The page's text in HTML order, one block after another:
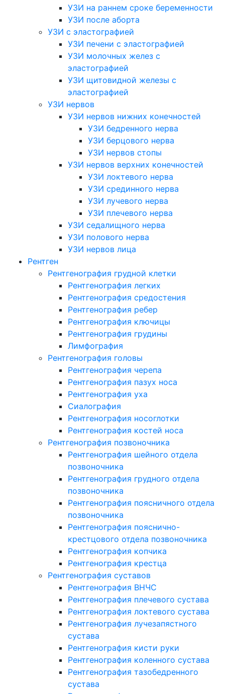
УЗИ на раннем сроке беременности
УЗИ после аборта
УЗИ с эластографией
УЗИ печени с эластографией
УЗИ молочных желез с
эластографией
УЗИ щитовидной железы с
эластографией
УЗИ нервов
УЗИ нервов нижних конечностей
УЗИ бедренного нерва
УЗИ берцового нерва
УЗИ нервов стопы
УЗИ нервов верхних конечностей
УЗИ локтевого нерва
УЗИ срединного нерва
УЗИ лучевого нерва
УЗИ плечевого нерва
УЗИ седалищного нерва
УЗИ полового нерва
УЗИ нервов лица
Рентген
Рентгенография грудной клетки
Рентгенография легких
Рентгенография средостения
Рентгенография ребер
Рентгенография ключицы
Рентгенография грудины
Лимфография
Рентгенография головы
Рентгенография черепа
Рентгенография пазух носа
Рентгенография уха
Сиалография
Рентгенография носоглотки
Рентгенография костей носа
Рентгенография позвоночника
Рентгенография шейного отдела
позвоночника
Рентгенография грудного отдела
позвоночника
Рентгенография поясничного отдела
позвоночника
Рентгенография пояснично-
крестцового отдела позвоночника
Рентгенография копчика
Рентгенография крестца
Рентгенография суставов
Рентгенография ВНЧС
Рентгенография плечевого сустава
Рентгенография локтевого сустава
Рентгенография лучезапястного
сустава
Рентгенография кисти руки
Рентгенография коленного сустава
Рентгенография тазобедренного
сустава